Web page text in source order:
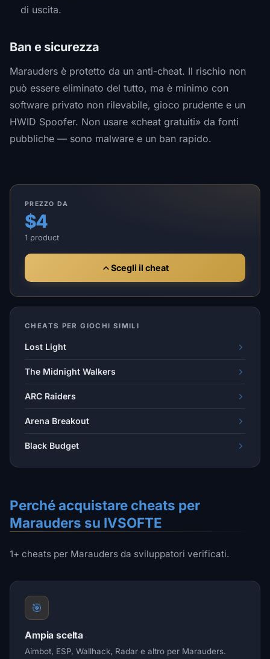
di uscita.
Ban e sicurezza
Marauders è protetto da un anti-cheat. Il rischio non
può essere eliminato del tutto, ma è minimo con
software privato non rilevabile, gioco prudente e un
HWID Spoofer. Non usare «cheat gratuiti» da fonti
pubbliche — sono malware e un ban rapido.
PREZZO DA
$4
1 product
Scegli il cheat
CHEATS PER GIOCHI SIMILI
Lost Light
The Midnight Walkers
ARC Raiders
Arena Breakout
Black Budget
Perché acquistare cheats per
Marauders su IVSOFTE
1+ cheats per Marauders da sviluppatori verificati.
🎯
Ampia scelta
Aimbot, ESP, Wallhack, Radar e altro per Marauders.